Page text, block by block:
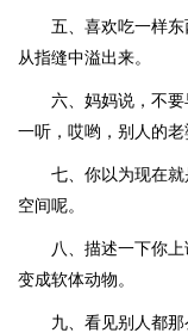
五、喜欢吃一样
从指缝中溢出来。
六、妈妈说，不
一听，哎哟，别人的老
七、你以为现在
空间呢。
八、描述一下你
变成软体动物。
九、看见别人都